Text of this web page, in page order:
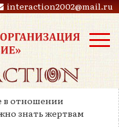
interaction2002@mail.ru
в отношении
знать жертвам